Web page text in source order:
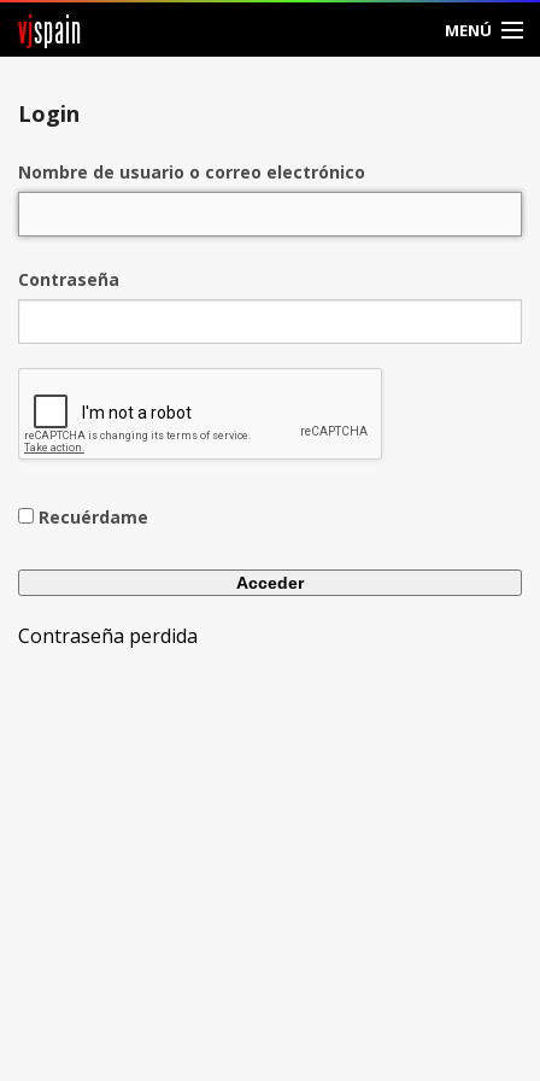
vjspain MENÚ
Login
Nombre de usuario o correo electrónico
Contraseña
Recuérdame
Contraseña perdida